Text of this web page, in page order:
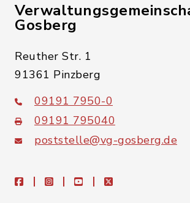
Gosberg
Reuther Str. 1
91361 Pinzberg
09191 7950-0
09191 795040
poststelle@vg-gosberg.de
facebookinstagramyoutubeX